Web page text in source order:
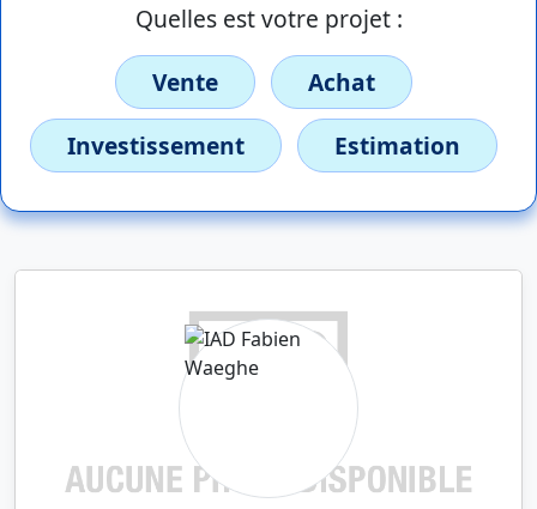
Quelles est votre projet :
Vente
Achat
Investissement
Estimation